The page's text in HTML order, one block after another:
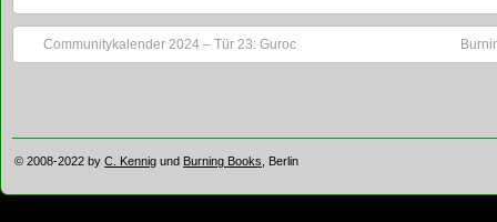
Communitykalender 2024 – Tür 23: Guroc
© 2008-2022 by C. Kennig und Burning Books , Berlin